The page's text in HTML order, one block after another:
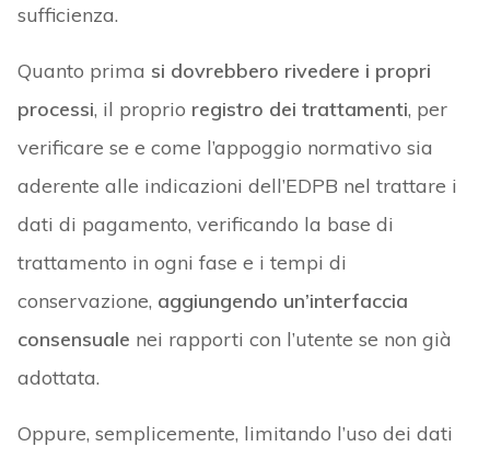
sufficienza.
Quanto prima si dovrebbero rivedere i propri
processi, il proprio registro dei trattamenti, per
verificare se e come l’appoggio normativo sia
aderente alle indicazioni dell’EDPB nel trattare i
dati di pagamento, verificando la base di
trattamento in ogni fase e i tempi di
conservazione, aggiungendo un’interfaccia
consensuale nei rapporti con l’utente se non già
adottata.
Oppure, semplicemente, limitando l’uso dei dati